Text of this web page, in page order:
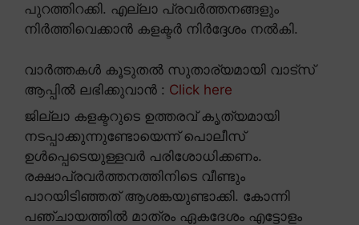
പുറത്തിറക്കി. എല്ലാ പ്രവർത്തനങ്ങളും
നിർത്തിവെക്കാൻ കളക്ടർ നിർദ്ദേശം നൽകി.
വാർത്തകൾ കൂടുതൽ സുതാര്യമായി വാട്സ്
ആപ്പിൽ ലഭിക്കുവാൻ : Click here
ജില്ലാ കളക്ടറുടെ ഉത്തരവ് കൃത്യമായി
നടപ്പാക്കുന്നുണ്ടോയെന്ന് പൊലീസ്
ഉൾപ്പെടെയുള്ളവർ പരിശോധിക്കണം.
രക്ഷാപ്രവർത്തനത്തിനിടെ വീണ്ടും
പാറയിടിഞ്ഞത് ആശങ്കയുണ്ടാക്കി. കോന്നി
പഞ്ചായത്തിൽ മാത്രം ഏകദേശം എട്ടോളം